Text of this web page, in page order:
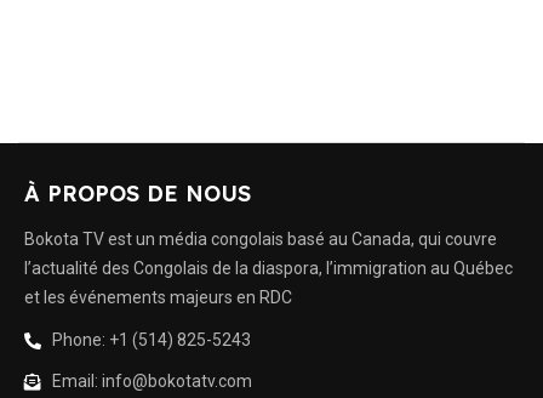
À PROPOS DE NOUS
Bokota TV est un média congolais basé au Canada, qui couvre
l’actualité des Congolais de la diaspora, l’immigration au Québec
et les événements majeurs en RDC
Phone: +1 (514) 825-5243
Email: info@bokotatv.com